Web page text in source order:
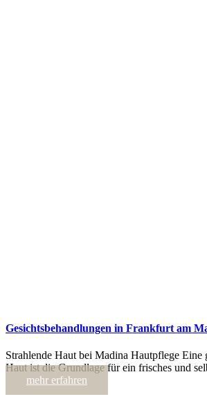
Gesichtsbehandlungen in Frankfurt am
Strahlende Haut bei Madina Hautpflege Eine
Haut ist die Grundlage für ein frisches und
mehr erfahren